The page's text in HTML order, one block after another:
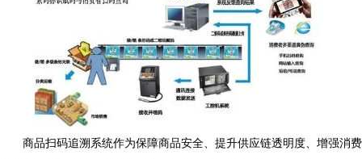
商品扫码追溯系统作为保障商品安全、提升供应链透明度、增强消费